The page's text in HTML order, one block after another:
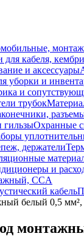
для кабеля,
и аксессуары
уборки и
и
трубок
гильзыОхранные
держатели
и
CCA
кабель
белый 0,5 мм²,